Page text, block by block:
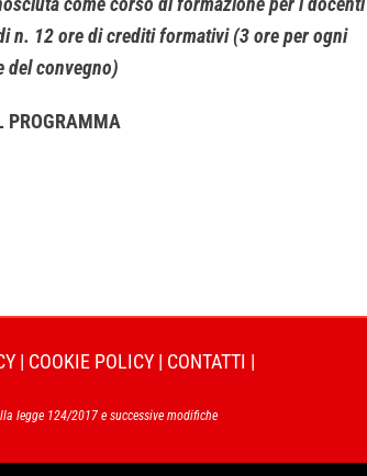
n. 12 ore di crediti formativi (3 ore per ogni
del convegno)
PROGRAMMA
| COOKIE POLICY| CONTATTI |
legge 124/2017 e successive modifiche